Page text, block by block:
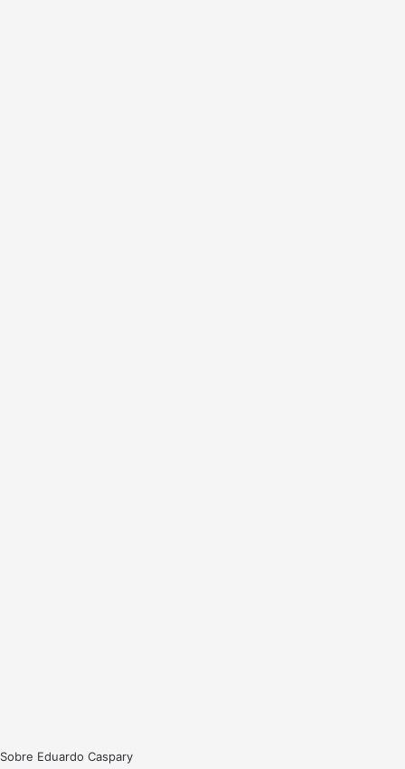
Sobre Eduardo Caspary